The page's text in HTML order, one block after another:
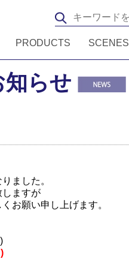
PRODUCTS SCENES
知らせ
ました。
しますが
お願い申し上げます。